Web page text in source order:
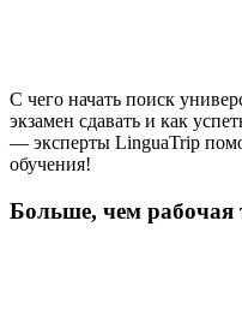
С чего начать поиск
экзамен сдавать и как
— эксперты LinguaTrip
обучения!
Больше, чем рабочая